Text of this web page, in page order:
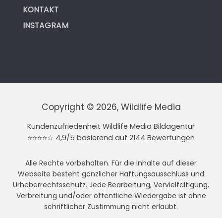
KONTAKT
INSTAGRAM
Copyright © 2026, Wildlife Media
Kundenzufriedenheit Wildlife Media Bildagentur
⭐⭐⭐⭐☆ 4,9/5 basierend auf 2144 Bewertungen
Alle Rechte vorbehalten. Für die Inhalte auf dieser
Webseite besteht gänzlicher Haftungsausschluss und
Urheberrechtsschutz. Jede Bearbeitung, Vervielfältigung,
Verbreitung und/oder öffentliche Wiedergabe ist ohne
schriftlicher Zustimmung nicht erlaubt.